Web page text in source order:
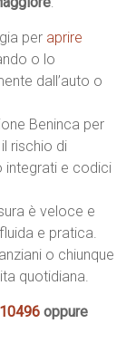
per aprire
o lo
dall’auto o
Beninca per
rischio di
integrati e codici
è veloce e
e pratica.
o chiunque
quotidiana.
oppure